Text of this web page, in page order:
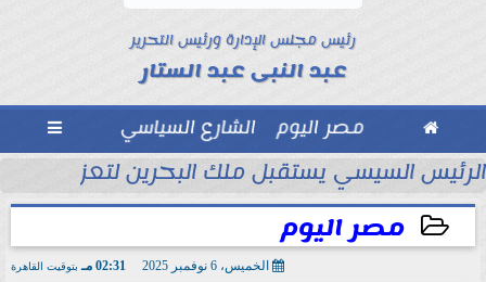
رئيس مجلس الإدارة ورئيس التحرير
عبد النبى عبد الستار
 مصر اليوم الشارع السياسي 
السكندري فى الأسبوع الأول
الرئيس السيسي يستقبل ملك البحرين لتعزيز
مصر اليوم
الخميس، 6 نوفمبر 2025 02:31 مـ بتوقيت القاهرة